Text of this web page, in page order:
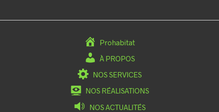
Prohabitat
À PROPOS
NOS SERVICES
NOS RÉALISATIONS
NOS ACTUALITÉS